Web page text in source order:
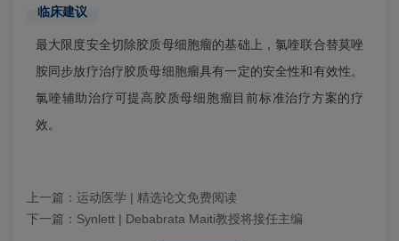
临床建议
最大限度安全切除胶质母细胞瘤的基础上，氯喹联合替莫唑
胺同步放疗治疗胶质母细胞瘤具有一定的安全性和有效性。
氯喹辅助治疗可提高胶质母细胞瘤目前标准治疗方案的疗
效。
上一篇： 运动医学 | 精选论文免费阅读
下一篇： Synlett | Debabrata Maiti教授将接任主编